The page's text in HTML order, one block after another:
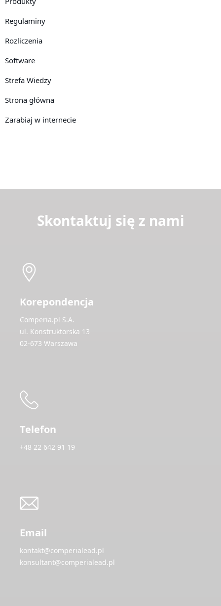
Regulaminy
Rozliczenia
Software
Strefa Wiedzy
Strona główna
Zarabiaj w internecie
Skontaktuj się z nami
Korepondencja
Comperia.pl S.A.
ul. Konstruktorska 13
02-673 Warszawa
Telefon
+48 22 642 91 19
Email
kontakt@comperialead.pl
konsultant@comperialead.pl